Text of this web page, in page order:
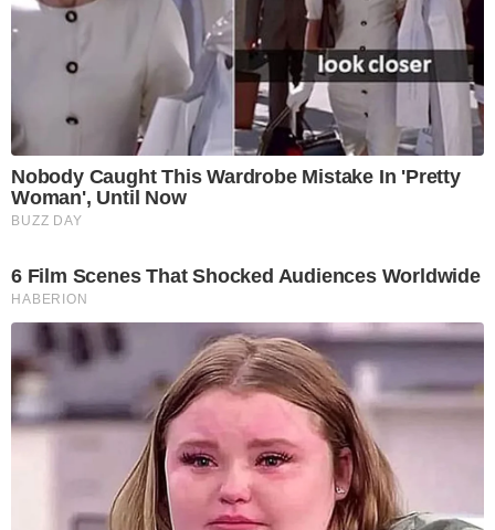
Nobody Caught This Wardrobe Mistake In 'Pretty
Woman', Until Now
BUZZ DAY
6 Film Scenes That Shocked Audiences Worldwide
HABERION